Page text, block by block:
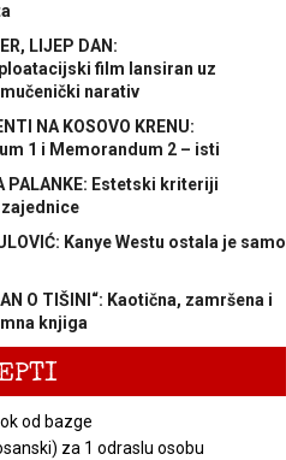
LIJEP DAN:
film lansiran uz
narativ
NA KOSOVO KRENU:
1 i Memorandum 2 – isti
PALANKE: Estetski kriteriji
Kanye Westu ostala je samo
O TIŠINI“: Kaotična, zamršena i
knjiga
od bazge
za 1 odraslu osobu